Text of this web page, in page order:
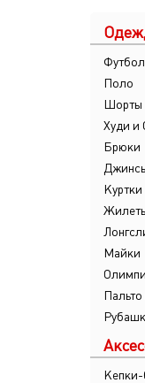
Поло
Шорты
Худи и
Брюки
Куртки
Майки